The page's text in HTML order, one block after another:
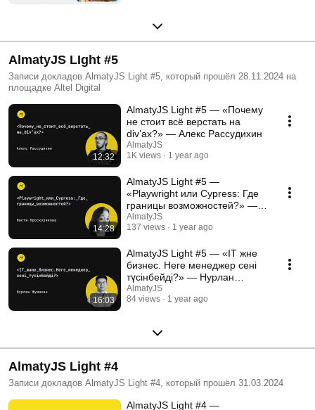
AlmatyJS LIght #5
Записи докладов AlmatyJS Light #5, который прошёл 28.11.2024 на
площадке Altel Digital
12:32
AlmatyJS Light #5 — «Почему
не стоит всё верстать на
div’аx?» — Алекс Рассудихин
AlmatyJS
1K views
1 year ago
14:28
AlmatyJS Light #5 —
«Playwright или Cypress: Где
границы возможностей?» —
Анастасия Проскурякова
AlmatyJS
137 views
1 year ago
16:03
AlmatyJS Light #5 — «IT және
бизнес. Неге менеджер сені
түсінбейді?» — Нурлан
Жумахан
AlmatyJS
84 views
1 year ago
AlmatyJS Light #4
Записи докладов AlmatyJS Light #4, который прошёл 31.03.2024
AlmatyJS Light #4 —